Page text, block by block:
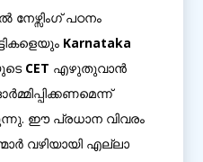
പഠനം
Karnataka
CET എഴുതുവാൻ
ഈ പ്രധാന വിവരം
വഴിയായി എല്ലാ